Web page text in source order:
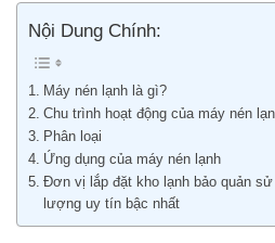
Nội Dung Chính:
Máy nén lạnh là gì?
Chu trình hoạt động của máy nén
Phân loại
Ứng dụng của máy nén lạnh
Đơn vị lắp đặt kho lạnh bảo quản
lượng uy tín bậc nhất